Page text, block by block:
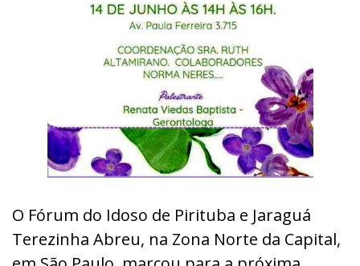
O Fórum do Idoso de Pirituba e Jaraguá
Terezinha Abreu, na Zona Norte da Capital,